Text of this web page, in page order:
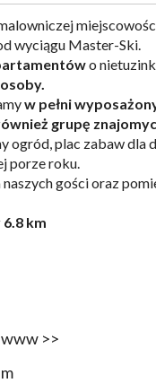
wyciągu Master-Ski.
o
w pełni
grupę
ogród, plac zabaw dla
porze roku.
gości oraz
km
>>